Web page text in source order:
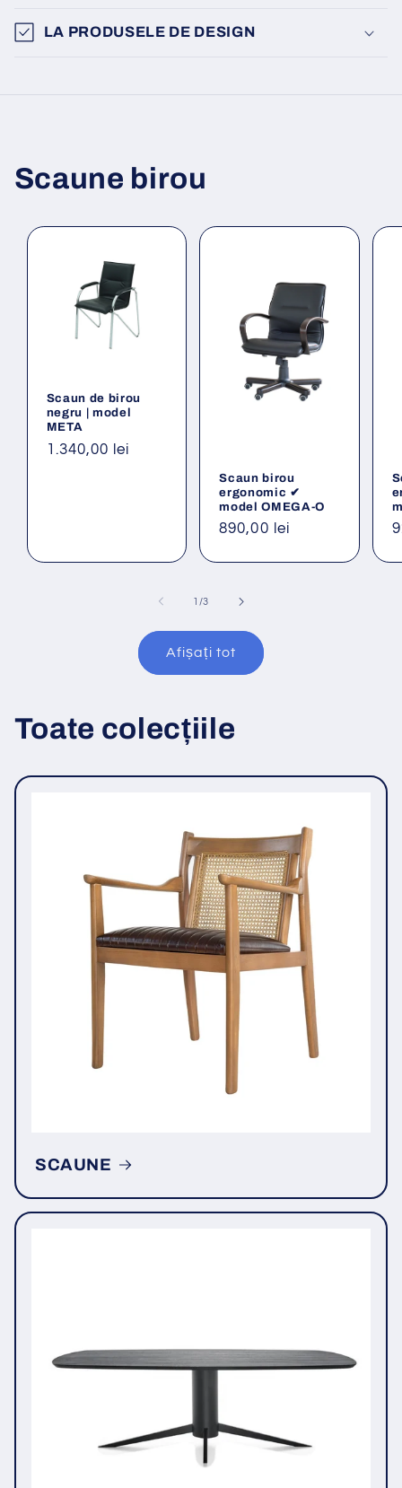
LA PRODUSELE DE DESIGN
Scaune birou
Scaun de birou
negru | model
META
Preț
1.340,00 lei
Scaun birou
ergonomic ✔
model OMEGA-O
Preț
890,00 lei
1 /din
3
Afișați tot
Toate colecțiile
SCAUNE